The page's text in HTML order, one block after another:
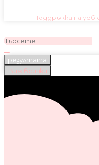
Поддръжка на уеб
резултата
Виж всички